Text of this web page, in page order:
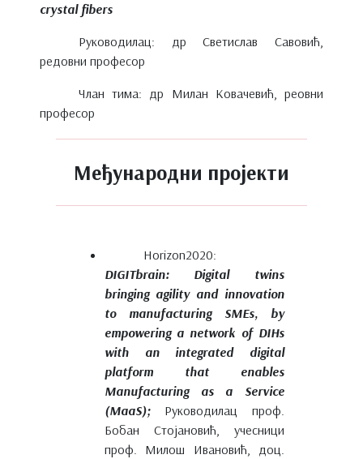
crystal fibers
Руководилац: др Светислав Савовић,
редовни професор
Члан тима: др Милан Ковачевић, реовни
професор
Међународни пројекти
Horizon2020:
DIGITbrain: Digital twins
bringing agility and innovation
to manufacturing SMEs, by
empowering a network of DIHs
with an integrated digital
platform that enables
Manufacturing as a Service
(MaaS); Руководилац проф.
Бобан Стојановић, учесници
проф. Милош Ивановић, доц.